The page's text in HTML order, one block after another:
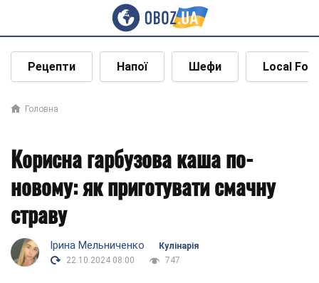
Рецепти Напої Шефи Local
Головна
Корисна гарбузова каша по-
новому: як приготувати смачну
страву
Ірина Мельниченко
Кулінарія
22.10.2024 08:00
747